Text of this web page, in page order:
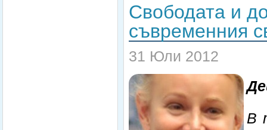
Свободата и
съвременния
31 Юли 2012
В